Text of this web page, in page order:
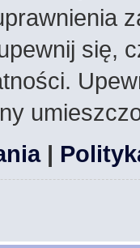
się,
|